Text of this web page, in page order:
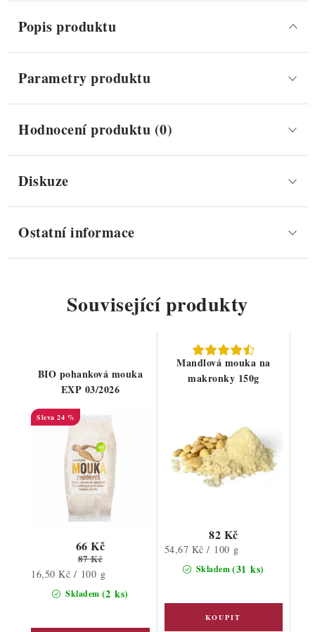
Popis produktu
Parametry produktu
Hodnocení produktu (0)
Diskuze
Ostatní informace
Související produkty
BIO pohanková mouka
EXP 03/2026
24 %
Skladem (2 ks)
66 Kč
87 Kč
Měrná
16,50 Kč / 100 g
Mandlová mouka na
makronky 150g
Skladem(31 ks)
82 Kč
Měrná
cena:
54,67 Kč / 100 g